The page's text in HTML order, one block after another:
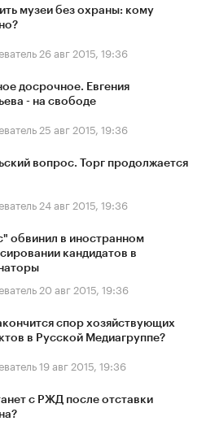
музеи без охраны: кому
26 авг 2015, 19:36
досрочное. Евгения
- на свободе
25 авг 2015, 19:36
вопрос. Торг продолжается
24 авг 2015, 19:36
обвинил в иностранном
кандидатов в
20 авг 2015, 19:36
спор хозяйствующих
в Русской Медиагруппе?
19 авг 2015, 19:36
с РЖД после отставки